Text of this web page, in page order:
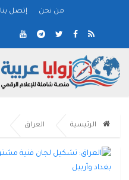
من نحن إتصل بنا
الرئيسية العراق